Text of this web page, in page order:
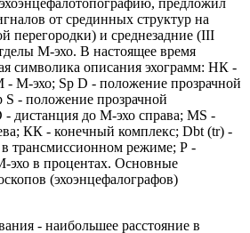
предложил
от срединных структур на
перегородки) и среднезадние (III
М-эхо. В настоящее время
символика описания эхограмм: НК -
- М-эхо; Sp D - положение прозрачной
S - положение прозрачной
- дистанция до М-эхо справа; MS -
КК - конечный комплекс; Dbt (tr) -
трансмиссионном режиме; Р -
эхо в процентах. Основные
(эхоэнцефалографов)
- наибольшее расстояние в